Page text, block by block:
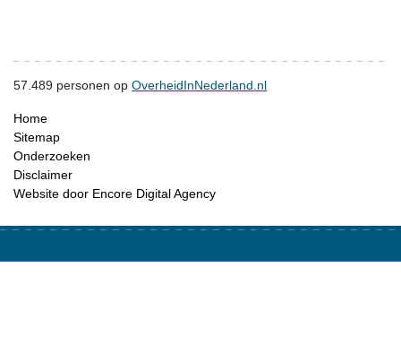
57.489 personen op OverheidInNederland.nl
Home
Sitemap
Onderzoeken
Disclaimer
Website door Encore Digital Agency